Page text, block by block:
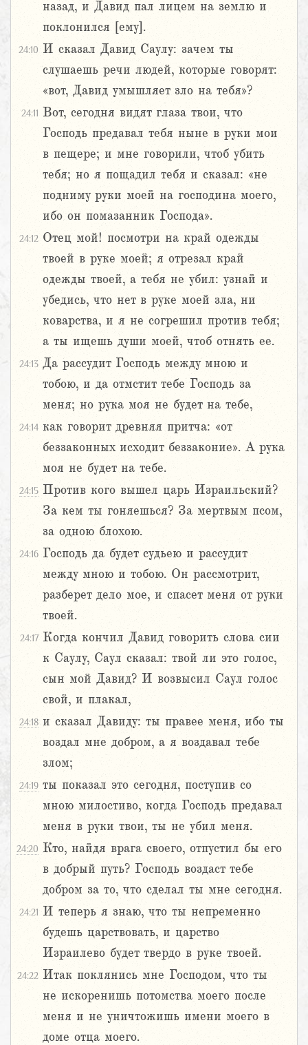
назад, и Давид пал лицем на землю и
поклонился [ему].
24:10 И сказал Давид Саулу: зачем ты
слушаешь речи людей, которые говорят:
«вот, Давид умышляет зло на тебя»?
24:11 Вот, сегодня видят глаза твои, что
Господь предавал тебя ныне в руки мои
в пещере; и мне говорили, чтоб убить
тебя; но я пощадил тебя и сказал: «не
подниму руки моей на господина моего,
ибо он помазанник Господа».
24:12 Отец мой! посмотри на край одежды
твоей в руке моей; я отрезал край
одежды твоей, а тебя не убил: узнай и
убедись, что нет в руке моей зла, ни
коварства, и я не согрешил против тебя;
а ты ищешь души моей, чтоб отнять ее.
24:13 Да рассудит Господь между мною и
тобою, и да отмстит тебе Господь за
меня; но рука моя не будет на тебе,
24:14 как говорит древняя притча: «от
беззаконных исходит беззаконие». А рука
моя не будет на тебе.
24:15 Против кого вышел царь Израильский?
За кем ты гоняешься? За мертвым псом,
за одною блохою.
24:16 Господь да будет судьею и рассудит
между мною и тобою. Он рассмотрит,
разберет дело мое, и спасет меня от руки
твоей.
24:17 Когда кончил Давид говорить слова сии
к Саулу, Саул сказал: твой ли это голос,
сын мой Давид? И возвысил Саул голос
свой, и плакал,
24:18 и сказал Давиду: ты правее меня, ибо ты
воздал мне добром, а я воздавал тебе
злом;
24:19 ты показал это сегодня, поступив со
мною милостиво, когда Господь предавал
меня в руки твои, ты не убил меня.
24:20 Кто, найдя врага своего, отпустил бы его
в добрый путь? Господь воздаст тебе
добром за то, что сделал ты мне сегодня.
24:21 И теперь я знаю, что ты непременно
будешь царствовать, и царство
Израилево будет твердо в руке твоей.
24:22 Итак поклянись мне Господом, что ты
не искоренишь потомства моего после
меня и не уничтожишь имени моего в
доме отца моего.